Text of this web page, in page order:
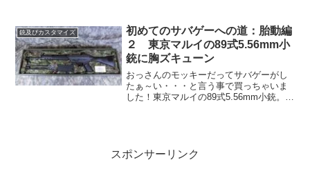
ーし、狙撃も出来ちゃうんじゃないかと
思うズームスコープです。
銃及びカスタマイズ
初めてのサバゲーへの道：胎動編
２ 東京マルイの89式5.56mm小
銃に胸ズキューン
おっさんのモッキーだってサバゲーがし
たぁ～い・・・と言う事で買っちゃいま
した！東京マルイの89式5.56mm小銃。連
スポンサーリンク